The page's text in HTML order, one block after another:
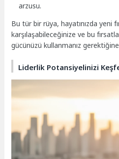
arzusu.
Bu tür bir rüya, hayatınızda yeni
karşılaşabileceğinize ve bu
gücünüzü kullanmanız
Liderlik Potansiyelinizi